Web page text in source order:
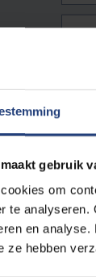
gebruik
om
te analyseren.
en
ze hebben
De
Bv.